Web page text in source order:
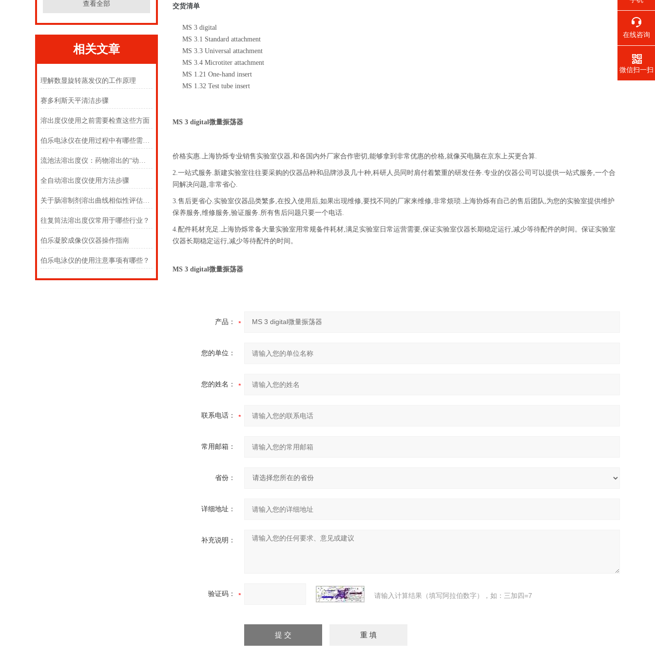
查看全部
相关文章
理解数显旋转蒸发仪的工作原理
赛多利斯天平清洁步骤
溶出度仪使用之前需要检查这些方面
伯乐电泳仪在使用过程中有哪些需要注意的
流池法溶出度仪：药物溶出的“动态监测者”
全自动溶出度仪使用方法步骤
关于肠溶制剂溶出曲线相似性评估的几点看法
往复筒法溶出度仪常用于哪些行业？
伯乐凝胶成像仪仪器操作指南
伯乐电泳仪的使用注意事项有哪些？
交货清单
MS 3 digital
MS 3.1 Standard attachment
MS 3.3 Universal attachment
MS 3.4 Microtiter attachment
MS 1.21 One-hand insert
MS 1.32 Test tube insert
MS 3 digital微量振荡器
价格实惠.上海协烁专业销售实验室仪器,和各国内外厂家合作密切,能够拿到非常优惠的价格,就像买电脑在京东上买更合算.
2.一站式服务.新建实验室往往要采购的仪器品种和品牌涉及几十种,科研人员同时肩付着繁重的研发任务.专业的仪器公司可以提供一站式服务,一个合
同解决问题,非常省心.
3.售后更省心.实验室仪器品类繁多,在投入使用后,如果出现维修,要找不同的厂家来维修,非常烦琐.上海协烁有自己的售后团队,为您的实验室提供维护
保养服务,维修服务,验证服务.所有售后问题只要一个电话.
4.配件耗材充足.上海协烁常备大量实验室用常规备件耗材,满足实验室日常运营需要,保证实验室仪器长期稳定运行,减少等待配件的时间。 保证实验室
仪器长期稳定运行,减少等待配件的时间。
MS 3 digital微量振荡器
产品：
您的单位：
您的姓名：
联系电话：
常用邮箱：
省份：
详细地址：
补充说明：
验证码： 请输入计算结果（填写阿拉伯数字），如：三加四=7
在线咨询
微信扫一扫